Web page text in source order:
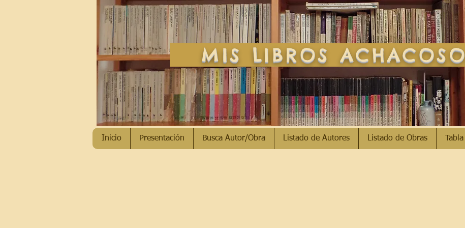
MIS LIBROS
Inicio Presentación Busca Autor/Obra Listado de Autores Listado de Obras